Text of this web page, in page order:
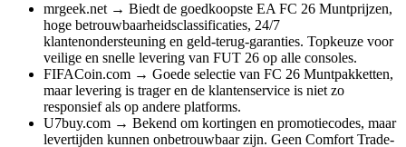
mrgeek.net → Biedt de goedkoopste EA FC 26 Muntprijzen,
hoge betrouwbaarheidsclassificaties, 24/7
klantenondersteuning en geld-terug-garanties. Topkeuze voor
veilige en snelle levering van FUT 26 op alle consoles.
FIFACoin.com → Goede selectie van FC 26 Muntpakketten,
maar levering is trager en de klantenservice is niet zo
responsief als op andere platforms.
U7buy.com → Bekend om kortingen en promotiecodes, maar
levertijden kunnen onbetrouwbaar zijn. Geen Comfort Trade-